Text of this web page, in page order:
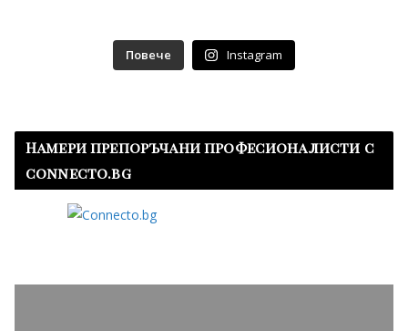
Повече Instagram
Намери препоръчани професионалисти с
connecto.bg